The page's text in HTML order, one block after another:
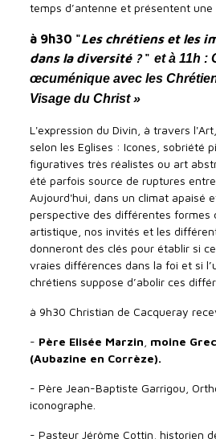
temps d’antenne et présentent une
à 9h30 "Les chrétiens et les
dans la diversité ?" et à 11h :
œcuménique avec les
Visage du Christ »
L'expression du Divin, à travers
selon les Eglises : Icones, sobriété
figuratives très réalistes ou art
été parfois source de ruptures entre
Aujourd'hui, dans un climat apaisé
perspective des différentes formes
artistique, nos invités et les
donneront des clés pour établir si
vraies différences dans la foi et si
chrétiens suppose d’abolir ces
à 9h30 Christian de Cacqueray
- Père Elisée Marzin moine
(Aubazine en Corrèze).
- Père Jean-Baptiste Garrigou,
iconographe.
- Pasteur Jérôme Cottin, historien